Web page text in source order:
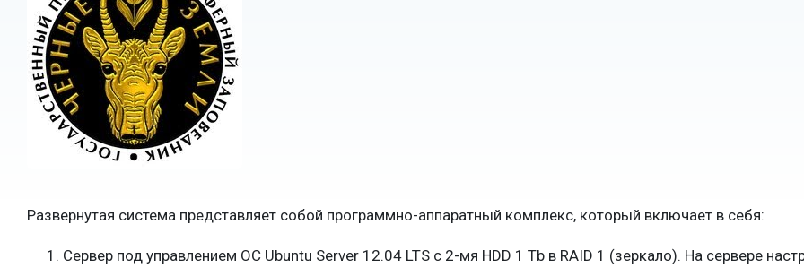
Развернутая система представляет собой программно-аппаратный комплекс, который включает в себя:
Сервер под управлением ОС Ubuntu Server 12.04 LTS c 2-мя HDD 1 Tb в RAID 1 (зеркало). На сервере